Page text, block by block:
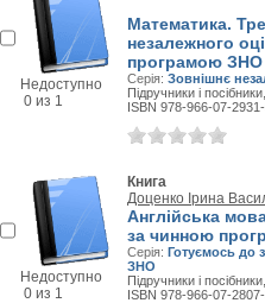
Недоступно
0 из 1
Математика.
незалежного
програмою ЗНО
Серія: Зовнішнє
Підручники і
ISBN 978-966-07-
Недоступно
0 из 1
Книга
Доценко Ірина
Англійська
за чинною
Серія: Готуємось до
ЗНО
Підручники і
ISBN 978-966-07-